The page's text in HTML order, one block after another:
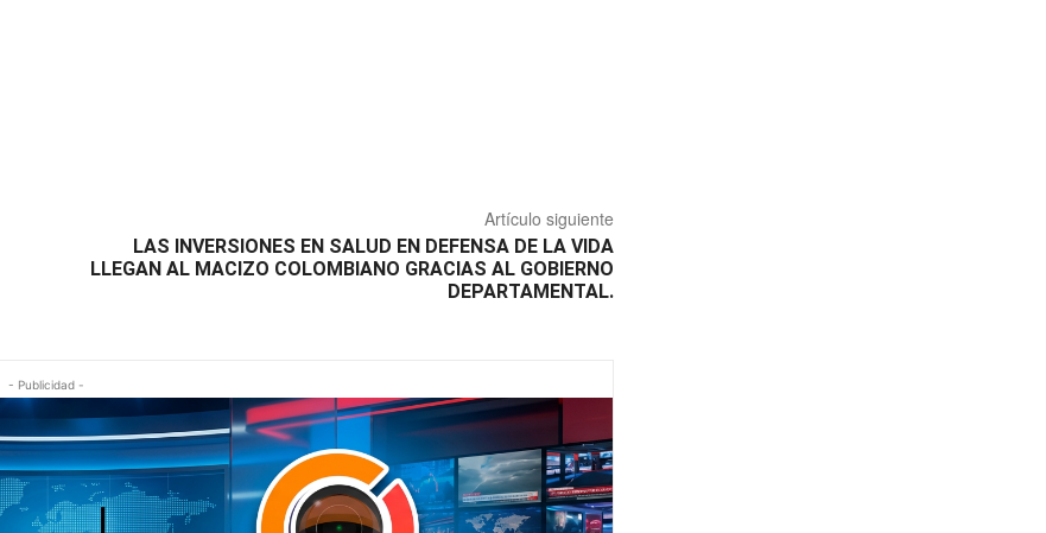
Artículo siguiente
LAS INVERSIONES EN SALUD EN DEFENSA DE LA VIDA
LLEGAN AL MACIZO COLOMBIANO GRACIAS AL GOBIERNO
DEPARTAMENTAL.
- Publicidad -